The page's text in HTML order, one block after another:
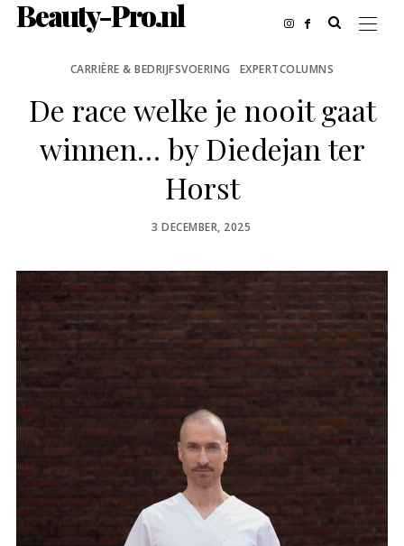
Beauty-Pro.nl
CARRIÈRE & BEDRIJFSVOERING EXPERTCOLUMNS
De race welke je nooit gaat
winnen… by Diedejan ter
Horst
POSTED
3 DECEMBER, 2025